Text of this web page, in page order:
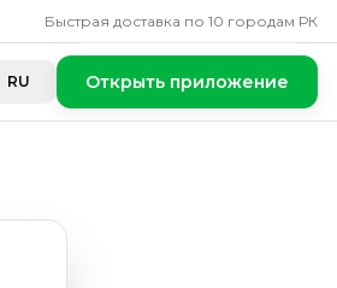
Быстрая доставка по 10 городам РК
RU Открыть приложение